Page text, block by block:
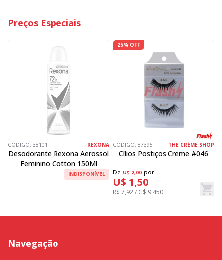
Preços Especiais
CÓDIGO: 38101 REXONA
Desodorante Rexona Aerossol
Feminino Cotton 150Ml
INDISPONÍVEL
25% OFF
CÓDIGO: 87395 THE CRÉME SHOP
Cílios Postiços Creme #046
De U$ 2,00 por
U$ 1,50
R$ 7,92 / G$ 9.450
Navegação